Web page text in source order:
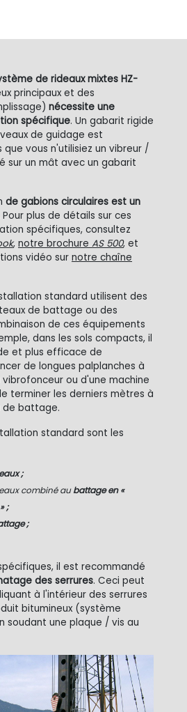
de rideaux mixtes HZ-
principaux et des
nécessite une
spécifique. Un gabarit rigide
de guidage est
vous n'utilisiez un vibreur /
sur un mât avec un gabarit
de gabions circulaires est un
Pour plus de détails sur ces
spécifiques, consultez
, notre brochure AS 500, et
vidéo sur notre chaîne
standard utilisent des
de battage ou des
de ces équipements
dans les sols compacts, il
et plus efficace de
de longues palplanches à
ou d'une machine
terminer les derniers mètres à
de battage.
standard sont les
;
combiné aubattage en «
;
;
il est recommandé
des serrures. Ceci peut
à l'intérieur des serrures
bitumineux (système
soudant une plaque / vis au